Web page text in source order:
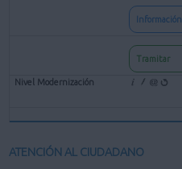
Información
Tramitar
ATENCIÓN AL CIUDADANO